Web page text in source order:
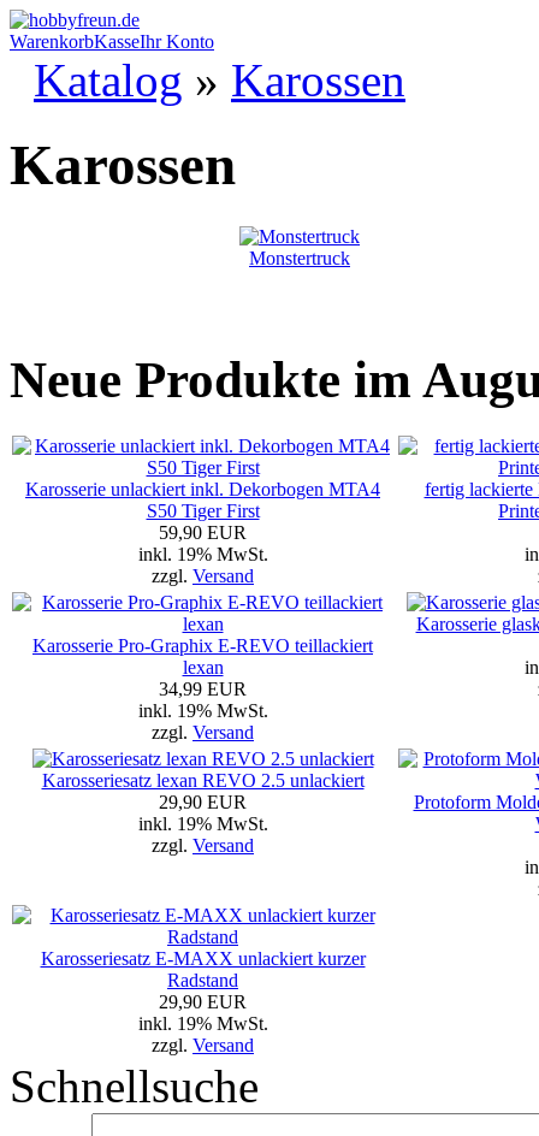
WarenkorbKasseIhr Konto
Katalog » Karossen
Karossen
Monstertruck
Neue Produkte im
Karosserie unlackiert inkl. Dekorbogen MTA4
S50 Tiger First
59,90 EUR
inkl. 19% MwSt.
zzgl. Versand
fertig
Karosserie Pro-Graphix E-REVO teillackiert
lexan
34,99 EUR
inkl. 19% MwSt.
zzgl. Versand
Karosserie
Karosseriesatz lexan REVO 2.5 unlackiert
29,90 EUR
inkl. 19% MwSt.
zzgl. Versand
Protoform
Karosseriesatz E-MAXX unlackiert kurzer
Radstand
29,90 EUR
inkl. 19% MwSt.
zzgl. Versand
Schnellsuche